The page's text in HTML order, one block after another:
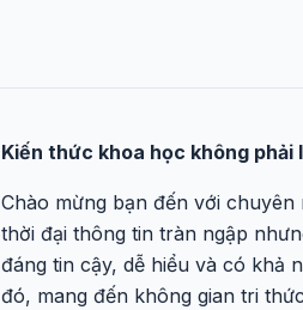
Kiến thức khoa học không
Chào mừng bạn đến với chuyên
thời đại thông tin tràn ngập
đáng tin cậy, dễ hiểu và có khả
đó, mang đến không gian tri